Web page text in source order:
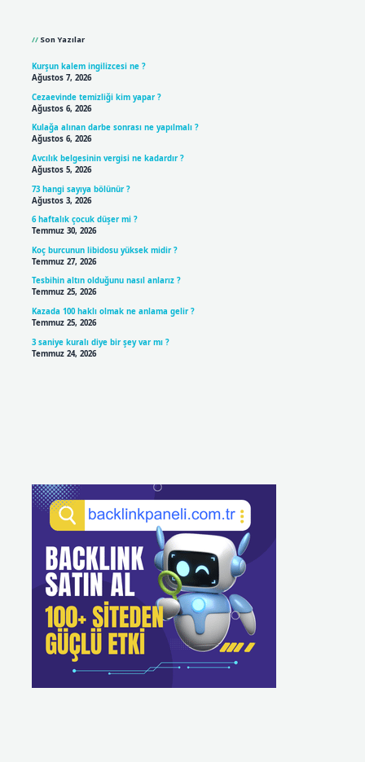
Son Yazılar
Kurşun kalem ingilizcesi ne ?
Ağustos 7, 2026
Cezaevinde temizliği kim yapar ?
Ağustos 6, 2026
Kulağa alınan darbe sonrası ne yapılmalı ?
Ağustos 6, 2026
Avcılık belgesinin vergisi ne kadardır ?
Ağustos 5, 2026
73 hangi sayıya bölünür ?
Ağustos 3, 2026
6 haftalık çocuk düşer mi ?
Temmuz 30, 2026
Koç burcunun libidosu yüksek midir ?
Temmuz 27, 2026
Tesbihin altın olduğunu nasıl anlarız ?
Temmuz 25, 2026
Kazada 100 haklı olmak ne anlama gelir ?
Temmuz 25, 2026
3 saniye kuralı diye bir şey var mı ?
Temmuz 24, 2026